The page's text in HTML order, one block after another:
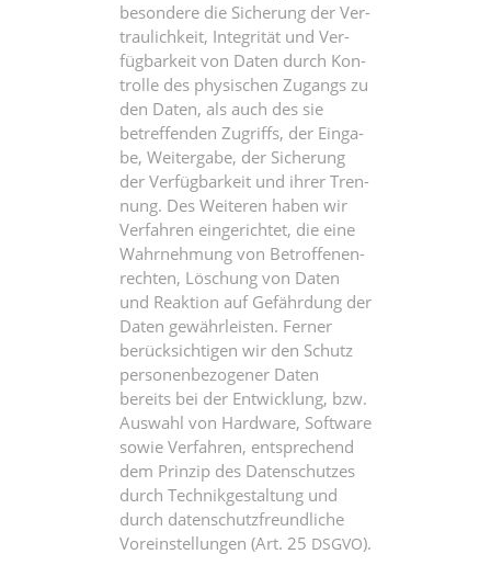
be­son­de­re die Siche­rung der Ver­
trau­lich­keit, Inte­gri­tät und Ver­
füg­bar­keit von Daten durch Kon­
trol­le des phy­si­schen Zugangs zu
den Daten, als auch des sie
betref­fen­den Zugriffs, der Ein­ga­
be, Wei­ter­ga­be, der Siche­rung
der Ver­füg­bar­keit und ihrer Tren­
nung. Des Wei­te­ren haben wir
Ver­fah­ren ein­ge­rich­tet, die eine
Wahr­neh­mung von Betrof­fe­nen­
rech­ten, Löschung von Daten
und Reak­ti­on auf Gefähr­dung der
Daten gewähr­leis­ten. Fer­ner
berück­sich­ti­gen wir den Schutz
per­so­nen­be­zo­ge­ner Daten
bereits bei der Ent­wick­lung, bzw.
Aus­wahl von Hard­ware, Soft­ware
sowie Ver­fah­ren, ent­spre­chend
dem Prin­zip des Daten­schut­zes
durch Tech­nik­ge­stal­tung und
durch daten­schutz­freund­li­che
Vor­ein­stel­lun­gen (Art. 25 DSGVO).